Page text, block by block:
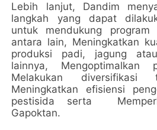
Lebih lanjut, Dandim
langkah yang dapat
untuk mendukung program
antara lain, Meningkatkan
produksi padi, jagung
lainnya, Mengoptimalkan
Melakukan diversifikasi
Meningkatkan efisiensi
pestisida serta
Gapoktan.